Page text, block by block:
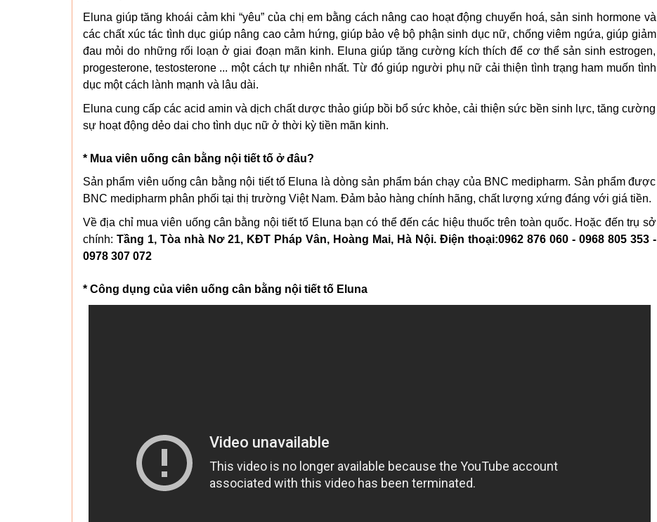
Eluna giúp tăng khoái cảm khi “yêu” của chị em bằng cách nâng cao hoạt động chuyển hoá, sản sinh hormone và
các chất xúc tác tình dục giúp nâng cao cảm hứng, giúp bảo vệ bộ phận sinh dục nữ, chống viêm ngứa, giúp giảm
đau mỏi do những rối loạn ở giai đoạn mãn kinh. Eluna giúp tăng cường kích thích để cơ thể sản sinh estrogen,
progesterone, testosterone ... một cách tự nhiên nhất. Từ đó giúp người phụ nữ cải thiện tình trạng ham muốn tình
dục một cách lành mạnh và lâu dài.
Eluna cung cấp các acid amin và dịch chất dược thảo giúp bồi bổ sức khỏe, cải thiện sức bền sinh lực, tăng cường
sự hoạt động dẻo dai cho tình dục nữ ở thời kỳ tiền mãn kinh.
* Mua viên uống cân bằng nội tiết tố ở đâu?
Sản phẩm viên uống cân bằng nội tiết tố Eluna là dòng sản phẩm bán chạy của BNC medipharm. Sản phẩm được
BNC medipharm phân phối tại thị trường Việt Nam. Đảm bảo hàng chính hãng, chất lượng xứng đáng với giá tiền.
Về địa chỉ mua viên uống cân bằng nội tiết tố Eluna bạn có thể đến các hiệu thuốc trên toàn quốc. Hoặc đến trụ sở
chính: Tầng 1, Tòa nhà Nơ 21, KĐT Pháp Vân, Hoàng Mai, Hà Nội. Điện thoại:0962 876 060 - 0968 805 353 -
0978 307 072
* Công dụng của viên uống cân bằng nội tiết tố Eluna